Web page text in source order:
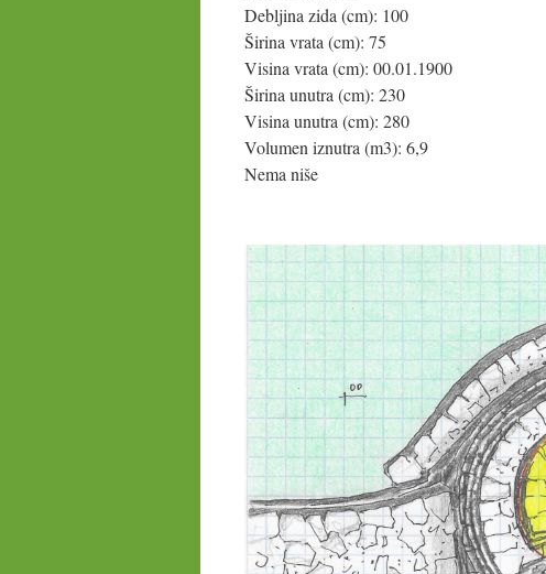
Debljina zida (cm): 100
Širina vrata (cm): 75
Visina vrata (cm): 00.01.1900
Širina unutra (cm): 230
Visina unutra (cm): 280
Volumen iznutra (m3): 6,9
Nema niše